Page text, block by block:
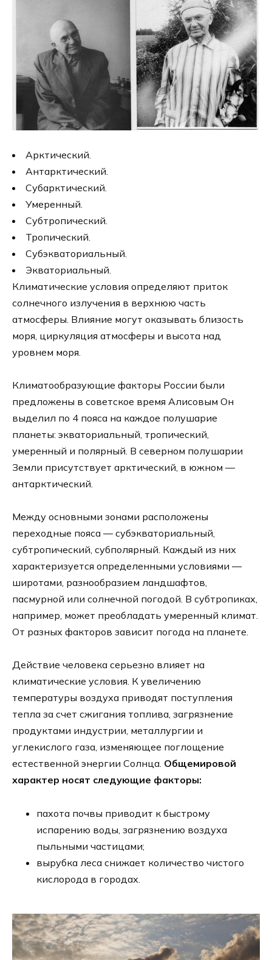
Арктический.
Антарктический.
Субарктический.
Умеренный.
Субтропический.
Тропический.
Субэкваториальный.
Экваториальный.
Климатические условия определяют приток
солнечного излучения в верхнюю часть
атмосферы. Влияние могут оказывать близость
моря, циркуляция атмосферы и высота над
уровнем моря.
Климатообразующие факторы России были
предложены в советское время Алисовым Он
выделил по 4 пояса на каждое полушарие
планеты: экваториальный, тропический,
умеренный и полярный. В северном полушарии
Земли присутствует арктический, в южном —
антарктический.
Между основными зонами расположены
переходные пояса — субэкваториальный,
субтропический, субполярный. Каждый из них
характеризуется определенными условиями —
широтами, разнообразием ландшафтов,
пасмурной или солнечной погодой. В субтропиках,
например, может преобладать умеренный климат.
От разных факторов зависит погода на планете.
Действие человека серьезно влияет на
климатические условия. К увеличению
температуры воздуха приводят поступления
тепла за счет сжигания топлива, загрязнение
продуктами индустрии, металлургии и
углекислого газа, изменяющее поглощение
естественной энергии Солнца. Общемировой
характер носят следующие факторы:
пахота почвы приводит к быстрому
испарению воды, загрязнению воздуха
пыльными частицами;
вырубка леса снижает количество чистого
кислорода в городах.